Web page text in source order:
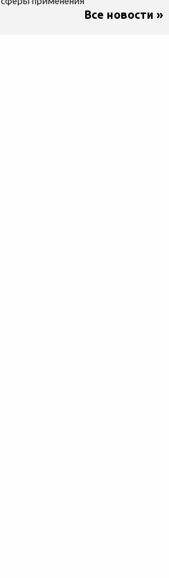
Все новости »